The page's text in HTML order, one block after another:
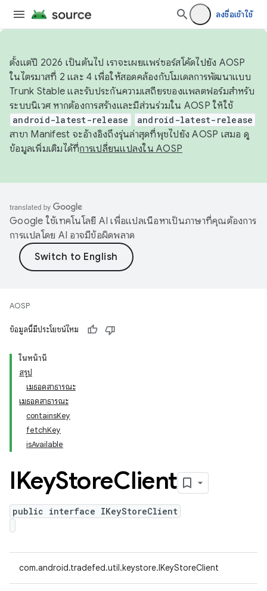
ลงชื่อเข้าใช้
ตั้งแต่ปี 2026 เป็นต้นไป เราจะเผยแพร่ซอร์สโค้ดไปยัง AOSP
ในไตรมาสที่ 2 และ 4 เพื่อให้สอดคล้องกับโมเดลการพัฒนาแบบ
Trunk Stable และรับประกันความเสถียรของแพลตฟอร์มสำหรับ
ระบบนิเวศ หากต้องการสร้างและมีส่วนร่วมใน AOSP ให้ใช้
android-latest-release android-latest-release
สาขา Manifest จะอ้างอิงถึงรุ่นล่าสุดที่พุชไปยัง AOSP เสมอ ดู
ข้อมูลเพิ่มเติมได้ที่การเปลี่ยนแปลงใน AOSP
Google ใช้เทคโนโลยี AI เพื่อแปลเนื้อหาเป็นภาษาที่คุณต้องการ
การแปลโดย AI อาจมีข้อผิดพลาด
AOSP
ข้อมูลนี้มีประโยชน์ไหม
ในหน้านี้
สรุป
เมธอดสาธารณะ
เมธอดสาธารณะ
containsKey
fetchKey
isAvailable
IKeyStoreClient
public interface IKeyStoreClient
com.android.tradefed.util.keystore.IKeyStoreClient